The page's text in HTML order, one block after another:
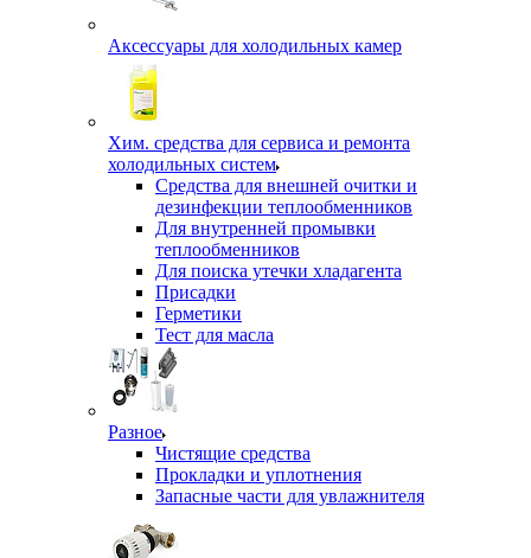
Аксессуары для холодильных камер
Хим. средства для сервиса и ремонта
холодильных систем
Средства для внешней очитки и
дезинфекции теплообменников
Для внутренней промывки
теплообменников
Для поиска утечки хладагента
Присадки
Герметики
Тест для масла
Разное
Чистящие средства
Прокладки и уплотнения
Запасные части для увлажнителя